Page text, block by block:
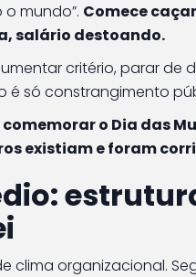
mundo”. Comece
salário destoando.
critério, parar de
é só constrangimento
o Dia das
existiam e foram
clima organizacional.